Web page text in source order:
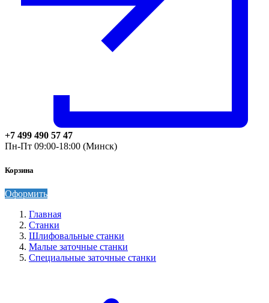
+7 499 490 57 47
Пн-Пт 09:00-18:00 (Минск)
Корзина
Оформить
Главная
Станки
Шлифовальные станки
Малые заточные станки
Специальные заточные станки